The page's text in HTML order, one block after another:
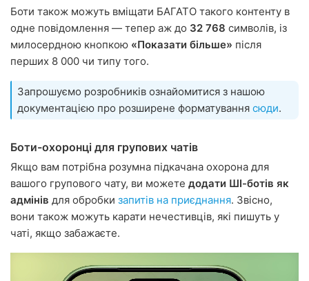
Боти також можуть вміщати БАГАТО такого контенту в
одне повідомлення — тепер аж до 32 768 символів, із
милосердною кнопкою «Показати більше» після
перших 8 000 чи типу того.
Запрошуємо розробників ознайомитися з нашою
документацією про розширене форматування сюди.
Боти-охоронці для групових чатів
Якщо вам потрібна розумна підкачана охорона для
вашого групового чату, ви можете додати ШІ-ботів як
адмінів для обробки запитів на приєднання. Звісно,
вони також можуть карати нечестивців, які пишуть у
чаті, якщо забажаєте.